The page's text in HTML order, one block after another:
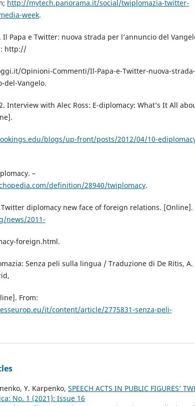
http://mytech.panorama.it/social/twiplomazia-twitter-
week.
Il Papa e Twitter: nuova strada per l’annuncio del
http://
Opinioni-Commenti/Il-Papa-e-Twitter-nuova-strada-
del-Vangelo.
Interview with Aleс Ross: E-diplomacy: What’s It All
blogs/up-front/posts/2012/04/10-
–
definition/28940/twiplomacy.
Twitter diplomacy new face of foreign relations. [Online].
news/2011-
foreign.html.
Senza peli sulla lingua / Traduzione di De Ritis,
From:
it/content/article/2775831-senza-peli-
Y. Karpenko, SPEECH ACTS IN PUBLIC FIGURES’
No. 1 (2021): Issue 16